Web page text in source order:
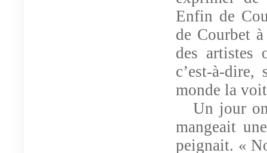
Enfin de
de Courbet
des artistes
c’est-à-
monde la
Un jour
mangeait
peignait. «